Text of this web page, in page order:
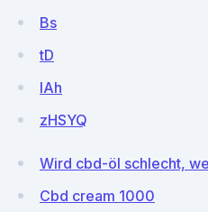
Bs
tD
lAh
zHSYQ
Wird cbd-öl schlecht,
Cbd cream 1000